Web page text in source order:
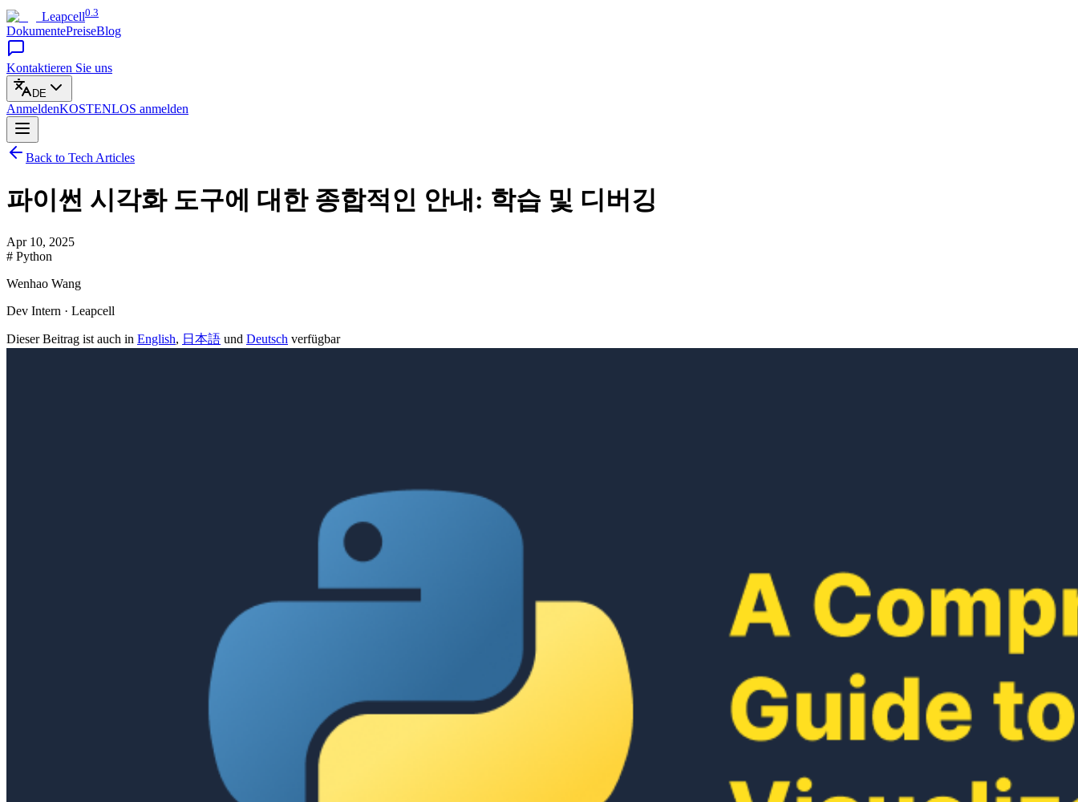
Leapcell0.3
DokumentePreiseBlog
Kontaktieren Sie uns
DE
AnmeldenKOSTENLOS anmelden
Back to Tech Articles
파이썬 시각화 도구에 대한 종합적인 안내: 학습 및 디버깅
Apr 10, 2025
# Python
Wenhao Wang
Dev Intern · Leapcell
Dieser Beitrag ist auch in English, 日本語 und Deutsch verfügbar